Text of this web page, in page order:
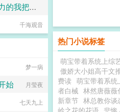
热门小说标签
萌宝带着系统上综
傲娇大小姐高干文
费读 萌宝带着系统
者白械 林然唐薇薇
新章节 林总教你谈
岭之花的花语 悲惨
枯藤老树
《催眠：觉醒了常识修改超能力的我把自己的全家女性都变成了唯我是从的淫荡母狗性奴》
汤（暂停接稿）
千海观音
梦一病
始 月莹夜
七天九上